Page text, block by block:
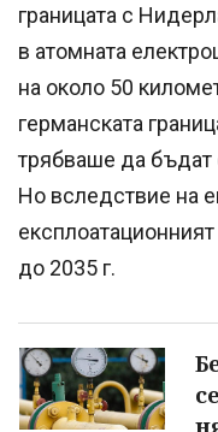
границата с
в атомната
на около 50
германската
трябваше да бъдат
Но вследствие на
до 2035 г.